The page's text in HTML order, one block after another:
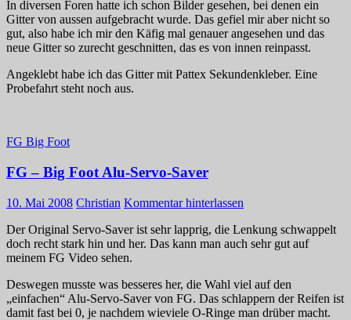
In diversen Foren hatte ich schon Bilder gesehen, bei denen ein
Gitter von aussen aufgebracht wurde. Das gefiel mir aber nicht so
gut, also habe ich mir den Käfig mal genauer angesehen und das
neue Gitter so zurecht geschnitten, das es von innen reinpasst.
Angeklebt habe ich das Gitter mit Pattex Sekundenkleber. Eine
Probefahrt steht noch aus.
FG Big Foot
FG – Big Foot Alu-Servo-Saver
10. Mai 2008 Christian Kommentar hinterlassen
Der Original Servo-Saver ist sehr lapprig, die Lenkung schwappelt
doch recht stark hin und her. Das kann man auch sehr gut auf
meinem FG Video sehen.
Deswegen musste was besseres her, die Wahl viel auf den
„einfachen“ Alu-Servo-Saver von FG. Das schlappern der Reifen ist
damit fast bei 0, je nachdem wieviele O-Ringe man drüber macht.